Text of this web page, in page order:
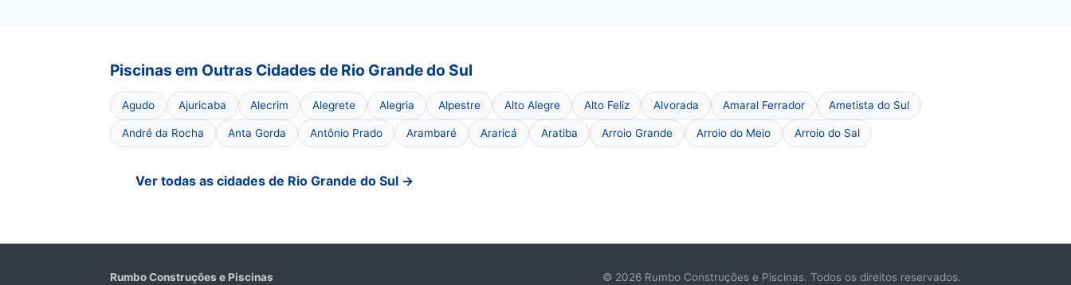
Piscinas em Outras Cidades de Rio Grande do Sul
Agudo Ajuricaba Alecrim Alegrete Alegria Alpestre Alto Alegre Alto Feliz Alvorada Amaral Ferrador Ametista do Sul
André da Rocha Anta Gorda Antônio Prado Arambaré Araricá Aratiba Arroio Grande Arroio do Meio Arroio do Sal
Ver todas as cidades de Rio Grande do Sul →
Rumbo Construções e Piscinas © 2026 Rumbo Construções e Piscinas. Todos os direitos reservados.